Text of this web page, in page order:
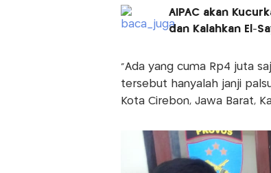
AIPAC akan
dan Kalahkan El-
“Ada yang cuma Rp4 juta
tersebut hanyalah janji
Kota Cirebon, Jawa Barat,